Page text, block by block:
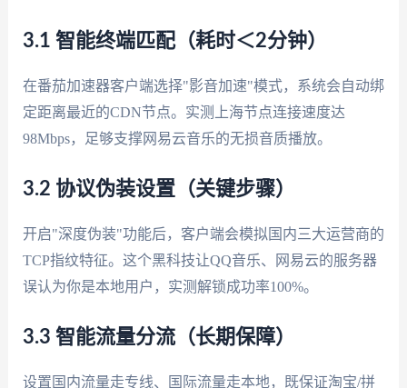
3.1 智能终端匹配（耗时＜2分钟）
在番茄加速器客户端选择"影音加速"模式，系统会自动绑
定距离最近的CDN节点。实测上海节点连接速度达
98Mbps，足够支撑网易云音乐的无损音质播放。
3.2 协议伪装设置（关键步骤）
开启"深度伪装"功能后，客户端会模拟国内三大运营商的
TCP指纹特征。这个黑科技让QQ音乐、网易云的服务器
误认为你是本地用户，实测解锁成功率100%。
3.3 智能流量分流（长期保障）
设置国内流量走专线、国际流量走本地，既保证淘宝/拼